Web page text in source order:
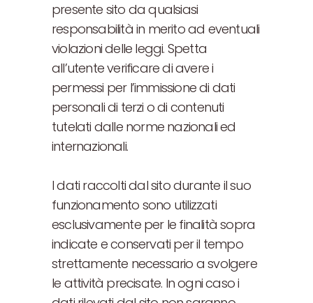
presente sito da qualsiasi
responsabilità in merito ad eventuali
violazioni delle leggi. Spetta
all’utente verificare di avere i
permessi per l’immissione di dati
personali di terzi o di contenuti
tutelati dalle norme nazionali ed
internazionali.
I dati raccolti dal sito durante il suo
funzionamento sono utilizzati
esclusivamente per le finalità sopra
indicate e conservati per il tempo
strettamente necessario a svolgere
le attività precisate. In ogni caso i